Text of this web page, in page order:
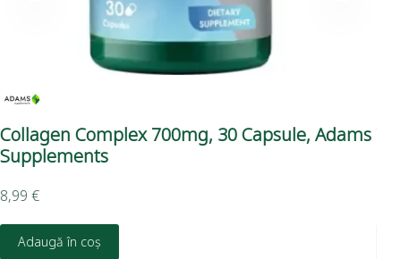
Collagen Complex 700mg, 30 Capsule, Adams
Supplements
8,99 €
Adaugă în coș